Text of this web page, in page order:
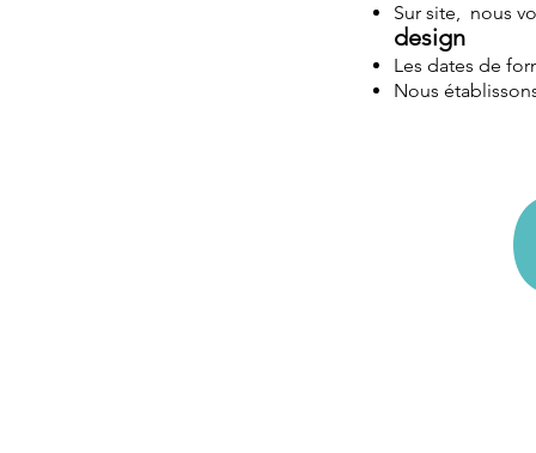
Sur site, nous
design
Les dates de
Nous